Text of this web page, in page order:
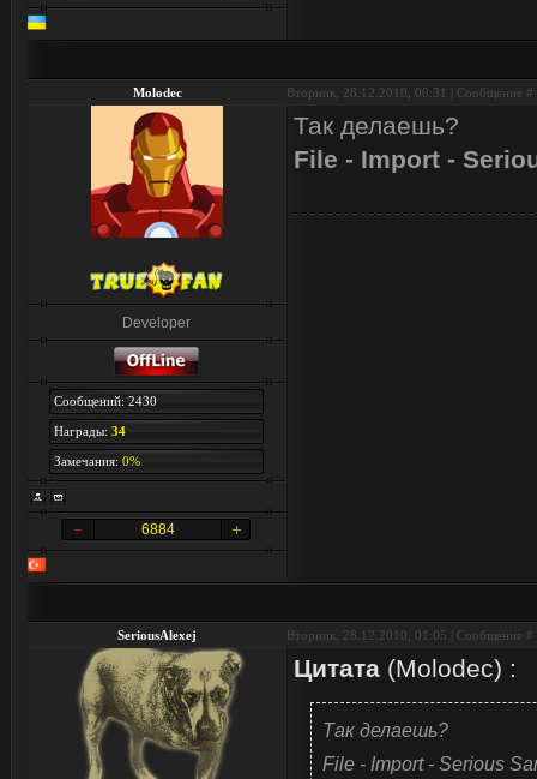
Molodec Вторник, 28.12.2010, 00:31 | Сообщение #
Developer
Сообщений: 2430
Награды: 34
Замечания: 0%
6884
Так делаешь?
File - Import -
SeriousAlexej Вторник, 28.12.2010, 01:05 | Сообщение #
Цитата (Molodec) :
Так делаешь?
File - Import - Serious